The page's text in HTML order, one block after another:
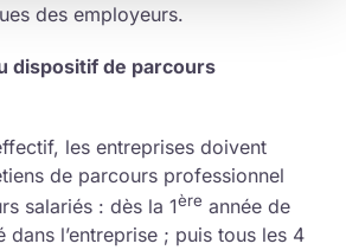
des employeurs.
dispositif de parcours
les entreprises doivent
de parcours professionnel
salariés : dès la 1ère année de
dans l’entreprise ; puis tous les 4